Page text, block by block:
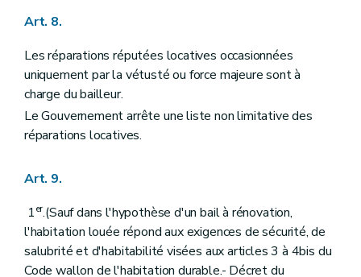
Art. 8.
Les réparations réputées locatives occasionnées
uniquement par la vétusté ou force majeure sont à
charge du bailleur.
Le Gouvernement arrête une liste non limitative des
réparations locatives.
Art. 9.
1er.(Sauf dans l'hypothèse d'un bail à rénovation,
l'habitation louée répond aux exigences de sécurité, de
salubrité et d'habitabilité visées aux articles 3 à 4bis du
Code wallon de l'habitation durable.- Décret du